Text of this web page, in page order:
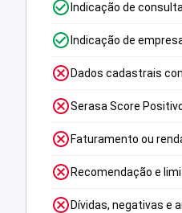
Indicação de
Indicação de
Dados cadastrais
Serasa Score
Faturamento ou
Recomendação e
Dívidas, negativas e